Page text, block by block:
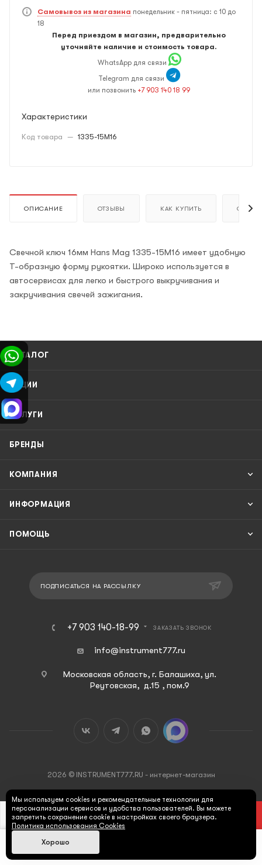
В КОРЗИНУ
Самовывоз из магазина понедельник - пятница: с 10 до
18
Перед приездом в магазин, предварительно
уточняйте наличие и стоимость товара.
WhatsApp для связи
Telegram для связи
или позвонить +7 903 140 18 99
Характеристики
Код товара — 1335-15M16
ОПИСАНИЕ ОТЗЫВЫ КАК КУПИТЬ ОПЛАТА
Свечной ключ 16мм Hans Mag 1335-15M16 имеет удобную
Т-образную форму рукоятки. Широко используется в
автосервисах для легко и быстрого выкручивания и
закручивания свечей зажигания.
КАТАЛОГ
АКЦИИ
УСЛУГИ
БРЕНДЫ
КОМПАНИЯ
ИНФОРМАЦИЯ
ПОМОЩЬ
ПОДПИСАТЬСЯ НА РАССЫЛКУ
+7 903 140-18-99 ЗАКАЗАТЬ ЗВОНОК
info@instrument777.ru
Московская область, г. Балашиха, ул.
Реутовская, д.15 , пом.9
2026 © INSTRUMENT777.RU - интернет-магазин
Мы используем cookies и рекомендательные технологии для
персонализации сервисов и удобства пользователей. Вы можете
запретить сохранение cookie в настройках своего браузера.
Политика использования Cookies
Хорошо
Главная Каталог Корзина